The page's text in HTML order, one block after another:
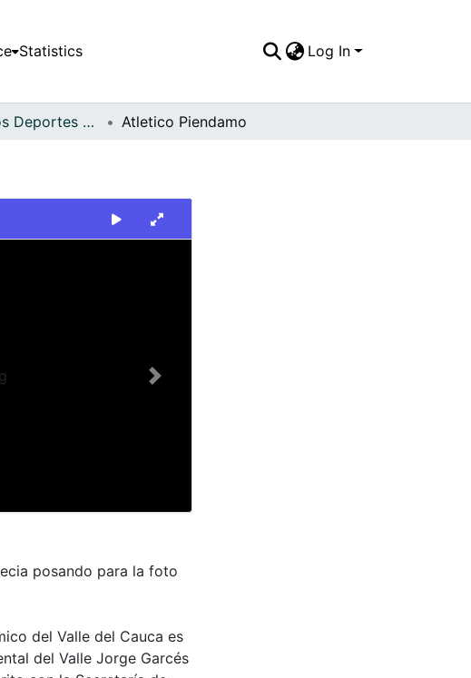
Statistics Log In
FFDO - Otros Deportes - Patrimonial Atletico Piendamo
Next
posando para la foto
del Valle del Cauca es
del Valle Jorge Garcés